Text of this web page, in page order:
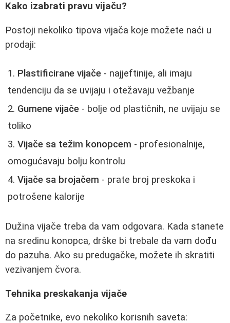
Kako izabrati pravu vijaču?
Postoji nekoliko tipova vijača koje možete naći u
prodaji:
Plastificirane vijače - najjeftinije, ali imaju
tendenciju da se uvijaju i otežavaju vežbanje
Gumene vijače - bolje od plastičnih, ne uvijaju se
toliko
Vijače sa težim konopcem - profesionalnije,
omogućavaju bolju kontrolu
Vijače sa brojačem - prate broj preskoka i
potrošene kalorije
Dužina vijače treba da vam odgovara. Kada stanete
na sredinu konopca, drške bi trebale da vam dođu
do pazuha. Ako su predugačke, možete ih skratiti
vezivanjem čvora.
Tehnika preskakanja vijače
Za početnike, evo nekoliko korisnih saveta: